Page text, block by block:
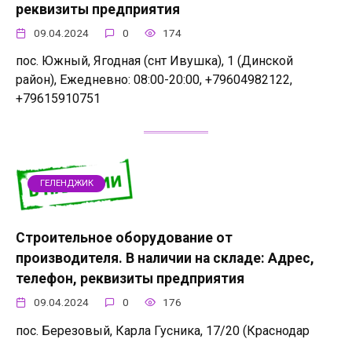
реквизиты предприятия
09.04.2024 0 174
пос. Южный, Ягодная (снт Ивушка), 1 (Динской
район), Ежедневно: 08:00-20:00, +79604982122,
+79615910751
ГЕЛЕНДЖИК
Строительное оборудование от
производителя. В наличии на складе: Адрес,
телефон, реквизиты предприятия
09.04.2024 0 176
пос. Березовый, Карла Гусника, 17/20 (Краснодар